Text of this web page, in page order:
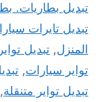
تبديل بطاريات.
تبديل تايرات
المنزل, تبديل
تواير سيارات,
تبديل تواير متنقلة,